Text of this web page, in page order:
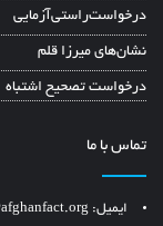
درخواست‌راستی‌آزمایی
نشان‌های میرزا قلم
درخواست تصحیح اشتباه
تماس با ما
ایمیل: info@afghanfact.org